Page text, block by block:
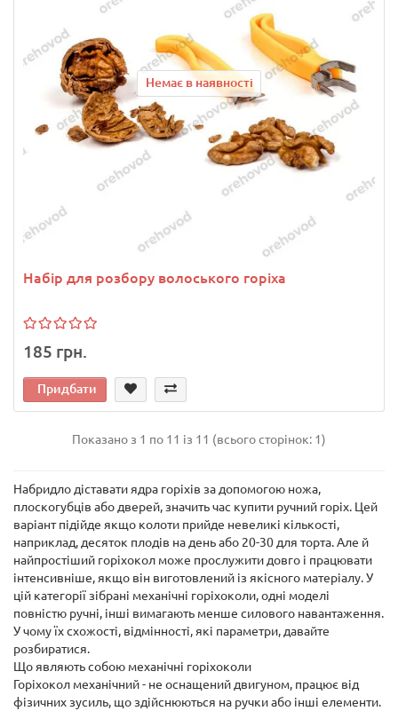
Немає в наявності
Набір для розбору волоського горіха
185 грн.
Придбати
Показано з 1 по 11 із 11 (всього сторінок: 1)
Набридло діставати ядра горіхів за допомогою ножа,
плоскогубців або дверей, значить час купити ручний горіх. Цей
варіант підійде якщо колоти прийде невеликі кількості,
наприклад, десяток плодів на день або 20-30 для торта. Але й
найпростіший горіхокол може прослужити довго і працювати
інтенсивніше, якщо він виготовлений із якісного матеріалу. У
цій категорії зібрані механічні горіхоколи, одні моделі
повністю ручні, інші вимагають менше силового навантаження.
У чому їх схожості, відмінності, які параметри, давайте
розбиратися.
Що являють собою механічні горіхоколи
Горіхокол механічний - не оснащений двигуном, працює від
фізичних зусиль, що здійснюються на ручки або інші елементи.